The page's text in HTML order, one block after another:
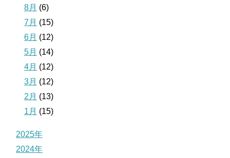
8月 (6)
7月 (15)
6月 (12)
5月 (14)
4月 (12)
3月 (12)
2月 (13)
1月 (15)
2025年
2024年